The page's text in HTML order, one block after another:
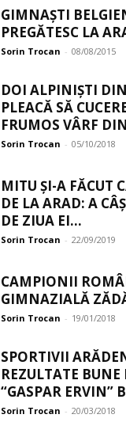
GIMNAȘTI
PREGĂTESC LA
Sorin Trocan - 08/08/2015
DOI ALPINIȘTI
PLEACĂ SĂ
FRUMOS VÂRF
Sorin Trocan - 05/10/2018
MITU ȘI-A FĂCUT
DE LA ARAD: A
DE ZIUA EI...
Sorin Trocan - 22/09/2019
CAMPIONII
GIMNAZIALĂ
Sorin Trocan - 19/01/2018
SPORTIVII
REZULTATE
“GASPAR ERVIN”
Sorin Trocan - 20/03/2018